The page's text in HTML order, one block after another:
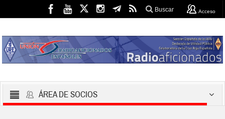
Buscar Acceso
ÁREA DE SOCIOS